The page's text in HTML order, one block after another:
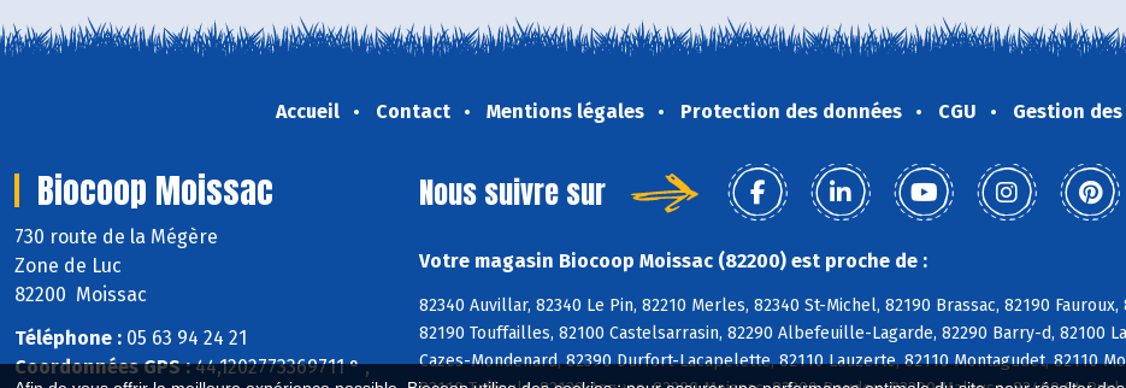
Accueil Contact Mentions légales Protection des données CGU Gestion
Biocoop Moissac
730 route de la Mégère
Zone de Luc
82200 Moissac
Téléphone : 05 63 94 24 21
Coordonnées GPS :44,1202773369711 ° ,
Nous suivre sur
Votre magasin Biocoop Moissac (82200) est proche de :
82340 Auvillar, 82340 Le Pin, 82210 Merles, 82340 St-Michel, 82190 Brassac, 82190
82190 Touffailles, 82100 Castelsarrasin, 82290 Albefeuille-Lagarde, 82290 Barry-d, 82100
Cazes-Mondenard, 82390 Durfort-Lacapelette, 82110 Lauzerte, 82110 Montagudet, 82110